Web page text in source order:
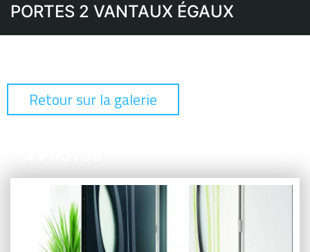
PORTES 2 VANTAUX ÉGAUX
Retour sur la galerie